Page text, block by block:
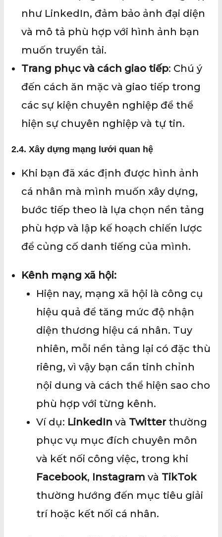
như LinkedIn, đảm bảo ảnh đại diện
và mô tả phù hợp với hình ảnh bạn
muốn truyền tải.
Trang phục và cách giao tiếp: Chú ý
đến cách ăn mặc và giao tiếp trong
các sự kiện chuyên nghiệp để thể
hiện sự chuyên nghiệp và tự tin.
2.4. Xây dựng mạng lưới quan hệ
Khi bạn đã xác định được hình ảnh
cá nhân mà mình muốn xây dựng,
bước tiếp theo là lựa chọn nền tảng
phù hợp và lập kế hoạch chiến lược
để củng cố danh tiếng của mình.
Kênh mạng xã hội:
Hiện nay, mạng xã hội là công cụ
hiệu quả để tăng mức độ nhận
diện thương hiệu cá nhân. Tuy
nhiên, mỗi nền tảng lại có đặc thù
riêng, vì vậy bạn cần tinh chỉnh
nội dung và cách thể hiện sao cho
phù hợp với từng kênh.
Ví dụ: LinkedIn và Twitterthường
phục vụ mục đích chuyên môn
và kết nối công việc, trong khi
Facebook, Instagram và TikTok
thường hướng đến mục tiêu giải
trí hoặc kết nối cá nhân.